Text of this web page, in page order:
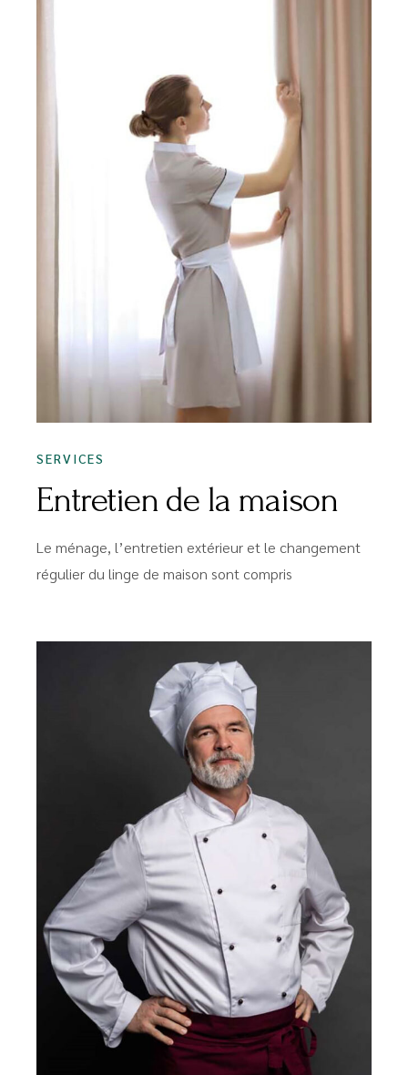
SERVICES
Entretien de la maison
Le ménage, l’entretien extérieur et le changement
régulier du linge de maison sont compris